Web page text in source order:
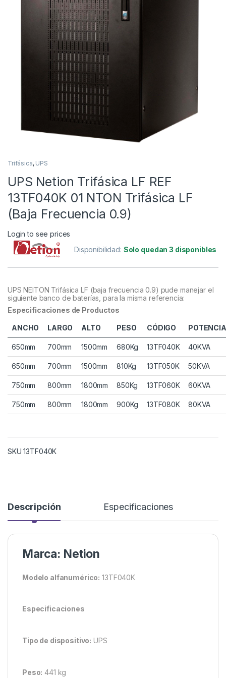
Trifásica, UPS
UPS Netion Trifásica LF REF
13TF040K 01 NTON Trifásica LF
(Baja Frecuencia 0.9)
Login to see prices
Disponibilidad: Solo quedan 3 disponibles
UPS NEITON Trifásica LF (baja frecuencia 0.9) pude manejar el
siguiente banco de baterías, para la misma referencia:
Especificaciones de Productos
ANCHO LARGO ALTO PESO CÓDIGO POTENCIA
650mm 700mm 1500mm 680Kg 13TF040K 40KVA
650mm 700mm 1500mm 810Kg 13TF050K 50KVA
750mm 800mm 1800mm 850Kg 13TF060K 60KVA
750mm 800mm 1800mm 900Kg 13TF080K 80KVA
SKU 13TF040K
Descripción Especificaciones
Marca: Netion
Modelo alfanumérico: 13TF040K
Especificaciones
Tipo de dispositivo: UPS
Peso: 441 kg